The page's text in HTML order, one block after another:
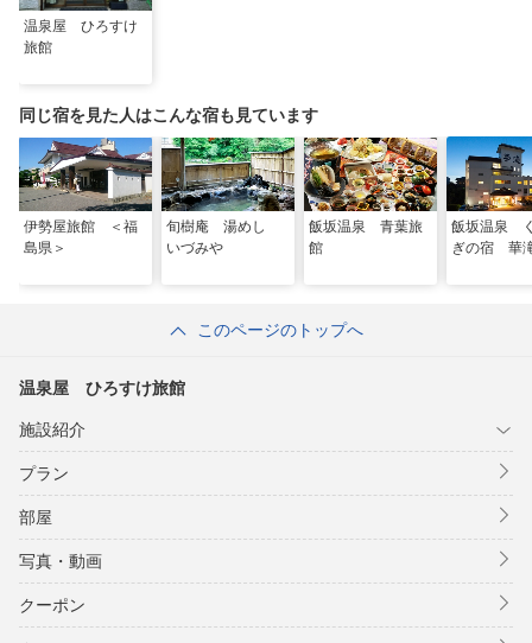
【駐車場】
普通車8台（無料・先着順）
温泉屋 ひろすけ
旅館
同じ宿を見た人はこんな宿も見ています
伊勢屋旅館 ＜福
島県＞
旬樹庵 湯めし
いづみや
飯坂温泉 青葉旅
館
飯坂温泉
ぎの宿 華
このページのトップへ
温泉屋 ひろすけ旅館
施設紹介
プラン
部屋
写真・動画
クーポン